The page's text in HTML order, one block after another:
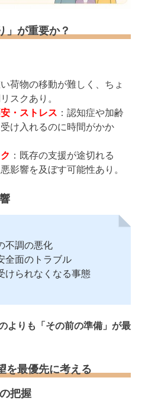
」が重要か？
い荷物の移動が難しく、ちょ
スクあり。
・ストレス ：認知症や加齢
け入れるのに時間がかか
：既存の支援が途切れる
影響を及ぼす可能性あり。
不調の悪化
全面のトラブル
けられなくなる事態
よりも「その前の準備」が最
を最優先に考える
把握